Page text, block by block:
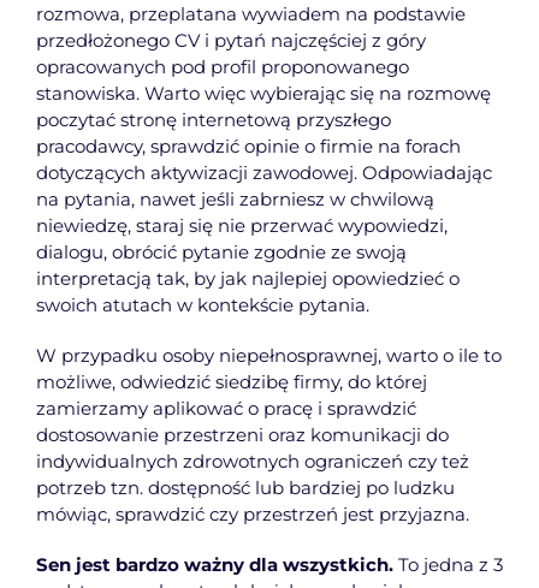
rozmowa, przeplatana wywiadem na podstawie
przedłożonego CV i pytań najczęściej z góry
opracowanych pod profil proponowanego
stanowiska. Warto więc wybierając się na rozmowę
poczytać stronę internetową przyszłego
pracodawcy, sprawdzić opinie o firmie na forach
dotyczących aktywizacji zawodowej. Odpowiadając
na pytania, nawet jeśli zabrniesz w chwilową
niewiedzę, staraj się nie przerwać wypowiedzi,
dialogu, obrócić pytanie zgodnie ze swoją
interpretacją tak, by jak najlepiej opowiedzieć o
swoich atutach w kontekście pytania.
W przypadku osoby niepełnosprawnej, warto o ile to
możliwe, odwiedzić siedzibę firmy, do której
zamierzamy aplikować o pracę i sprawdzić
dostosowanie przestrzeni oraz komunikacji do
indywidualnych zdrowotnych ograniczeń czy też
potrzeb tzn. dostępność lub bardziej po ludzku
mówiąc, sprawdzić czy przestrzeń jest przyjazna.
Sen jest bardzo ważny dla wszystkich. To jedna z 3